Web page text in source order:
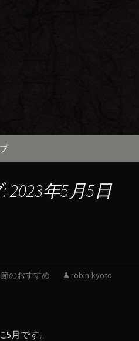
斗町
）」の
家で美味しい季節
ついて最新情報をお
年5月5日
のおすすめ robin-kyoto
月です。